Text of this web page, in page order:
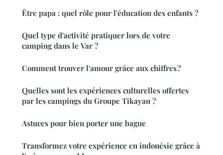
Être papa : quel rôle pour l'éducation des enfants ?
Quel type d'activité pratiquer lors de votre
camping dans le Var ?
Comment trouver l'amour grâce aux chiffres ?
Quelles sont les expériences culturelles offertes
par les campings du Groupe Tikayan ?
Astuces pour bien porter une bague
Transformez votre expérience en indonésie grâce à